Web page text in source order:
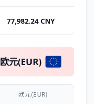
77,982.24 CNY
欧元(EUR)
欧元(EUR)